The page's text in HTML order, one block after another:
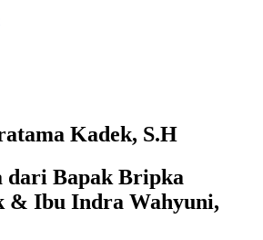
Kadek, S.H
dari Bapak Bripka
& Ibu Indra Wahyuni,